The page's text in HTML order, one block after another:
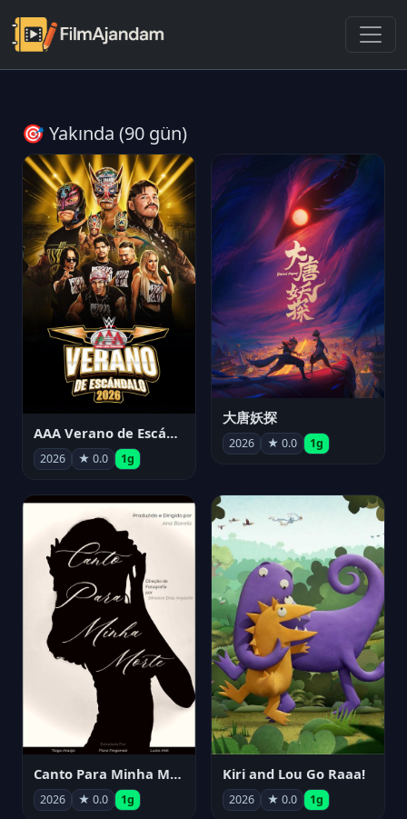
🎯 Yakında (90 gün)
AAA Verano de Escándalo 2026 - Week 3
2026 ★ 0.0 1g
大唐妖探
2026 ★ 0.0 1g
Canto Para Minha Morte
2026 ★ 0.0 1g
Kiri and Lou Go Raaa!
2026 ★ 0.0 1g